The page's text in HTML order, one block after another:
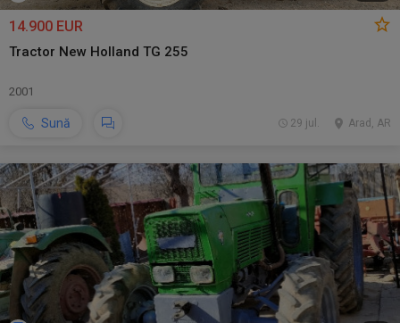
14.900 EUR
Tractor New Holland TG 255
2001
Sună Arad, AR
29 jul.